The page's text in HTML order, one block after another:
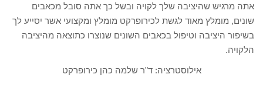
אתה מרגיש שהיציבה שלך לקויה ובשל כך אתה סובל מכאבים
שונים, מומלץ מאוד לגשת לכירופרקט מומלץ ומקצועי אשר יסייע לך
בשיפור היציבה וטיפול בכאבים השונים שנוצרו כתוצאה מהיציבה
הלקויה.
אילוסטרציה: ד"ר שלמה כהן כירופרקט